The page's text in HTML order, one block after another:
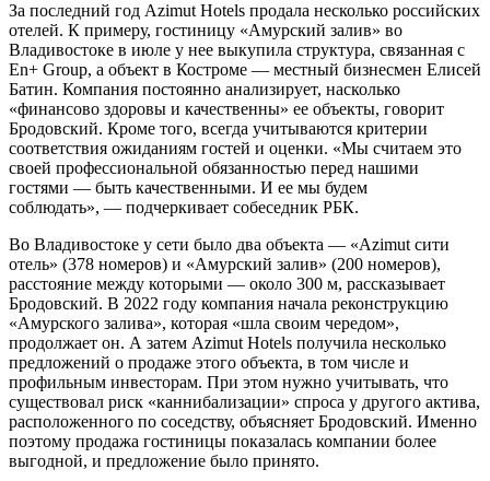
За последний год Azimut Hotels продала несколько российских
отелей. К примеру, гостиницу «Амурский залив» во
Владивостоке в июле у нее выкупила структура, связанная с
En+ Group, а объект в Костроме — местный бизнесмен Елисей
Батин. Компания постоянно анализирует, насколько
«финансово здоровы и качественны» ее объекты, говорит
Бродовский. Кроме того, всегда учитываются критерии
соответствия ожиданиям гостей и оценки. «Мы считаем это
своей профессиональной обязанностью перед нашими
гостями — быть качественными. И ее мы будем
соблюдать», — подчеркивает собеседник РБК.
Во Владивостоке у сети было два объекта — «Azimut сити
отель» (378 номеров) и «Амурский залив» (200 номеров),
расстояние между которыми — около 300 м, рассказывает
Бродовский. В 2022 году компания начала реконструкцию
«Амурского залива», которая «шла своим чередом»,
продолжает он. А затем Azimut Hotels получила несколько
предложений о продаже этого объекта, в том числе и
профильным инвесторам. При этом нужно учитывать, что
существовал риск «каннибализации» спроса у другого актива,
расположенного по соседству, объясняет Бродовский. Именно
поэтому продажа гостиницы показалась компании более
выгодной, и предложение было принято.